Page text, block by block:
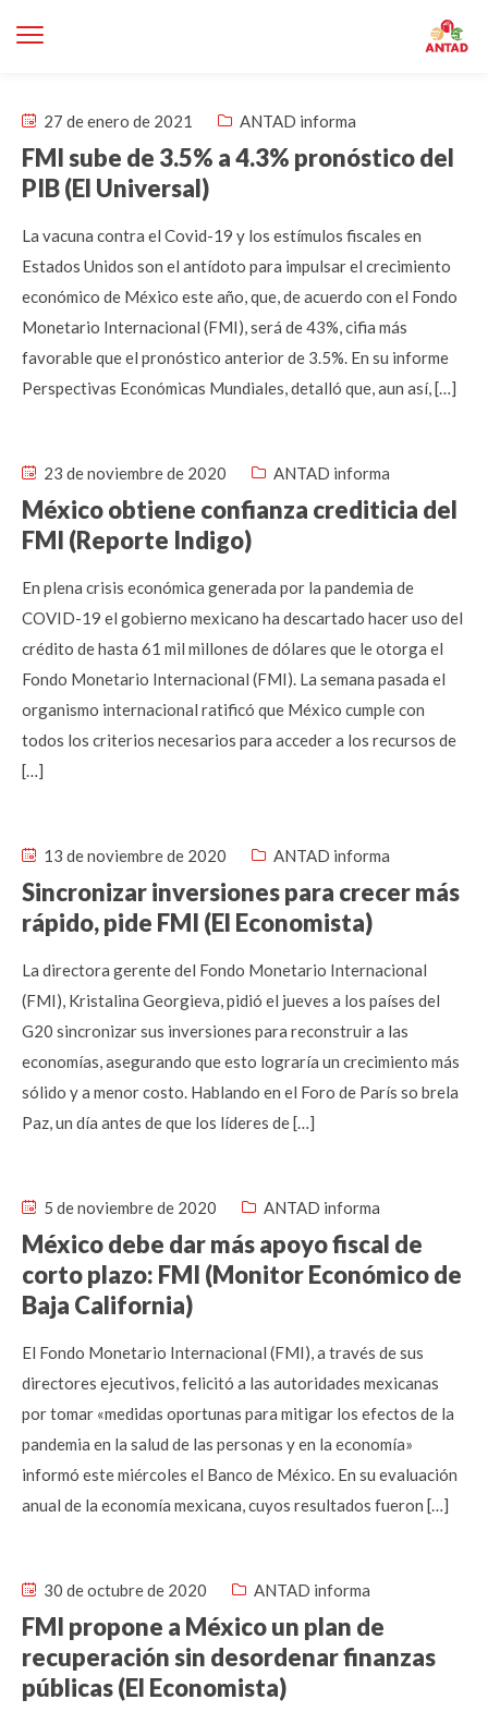
27 de enero de 2021 ANTAD informa
FMI sube de 3.5% a 4.3% pronóstico del
PIB (El Universal)
La vacuna contra el Covid-19 y los estímulos fiscales en
Estados Unidos son el antídoto para impulsar el crecimiento
económico de México este año, que, de acuerdo con el Fondo
Monetario Internacional (FMI), será de 43%, cifia más
favorable que el pronóstico anterior de 3.5%. En su informe
Perspectivas Económicas Mundiales, detalló que, aun así, […]
23 de noviembre de 2020 ANTAD informa
México obtiene confianza crediticia del
FMI (Reporte Indigo)
En plena crisis económica generada por la pandemia de
COVID-19 el gobierno mexicano ha descartado hacer uso del
crédito de hasta 61 mil millones de dólares que le otorga el
Fondo Monetario Internacional (FMI). La semana pasada el
organismo internacional ratificó que México cumple con
todos los criterios necesarios para acceder a los recursos de
[…]
13 de noviembre de 2020 ANTAD informa
Sincronizar inversiones para crecer más
rápido, pide FMI (El Economista)
La directora gerente del Fondo Monetario Internacional
(FMI), Kristalina Georgieva, pidió el jueves a los países del
G20 sincronizar sus inversiones para reconstruir a las
economías, asegurando que esto lograría un crecimiento más
sólido y a menor costo. Hablando en el Foro de París so brela
Paz, un día antes de que los líderes de […]
5 de noviembre de 2020 ANTAD informa
México debe dar más apoyo fiscal de
corto plazo: FMI (Monitor Económico de
Baja California)
El Fondo Monetario Internacional (FMI), a través de sus
directores ejecutivos, felicitó a las autoridades mexicanas
por tomar «medidas oportunas para mitigar los efectos de la
pandemia en la salud de las personas y en la economía»
informó este miércoles el Banco de México. En su evaluación
anual de la economía mexicana, cuyos resultados fueron […]
30 de octubre de 2020 ANTAD informa
FMI propone a México un plan de
recuperación sin desordenar finanzas
públicas (El Economista)